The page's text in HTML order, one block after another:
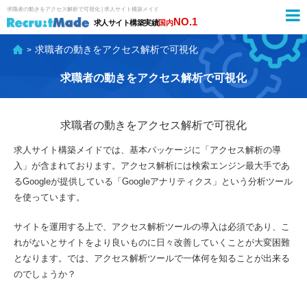
求職者の動きをアクセス解析で可視化 | 求人サイト構築メイド
求人サイト構築実績国内NO.1
求職者の動きをアクセス解析で可視化
求職者の動きをアクセス解析で可視化
求職者の動きをアクセス解析で可視化
求人サイト構築メイドでは、基本パッケージに「アクセス解析の導
入」が含まれております。アクセス解析には検索エンジン最大手であ
るGoogleが提供している「Googleアナリティクス」という分析ツール
を使っています。
サイトを運用する上で、アクセス解析ツールの導入は必須であり、こ
れがないとサイトをより良いものに日々改善していくことが大変困難
となります。では、アクセス解析ツールで一体何を知ることが出来る
のでしょうか？